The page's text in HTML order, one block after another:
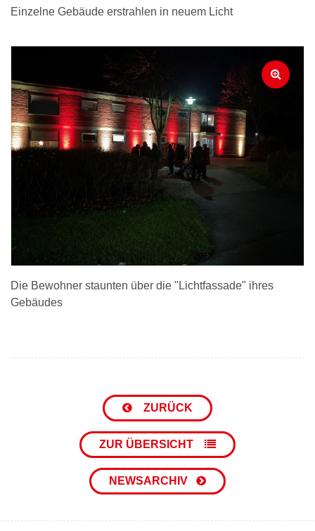
Einzelne Gebäude erstrahlen in neuem Licht
Die Bewohner staunten über die "Lichtfassade" ihres
Gebäudes
ZURÜCK
ZUR ÜBERSICHT
NEWSARCHIV